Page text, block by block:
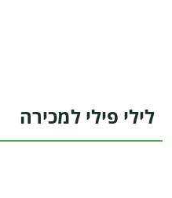
לילי פילי למכירה